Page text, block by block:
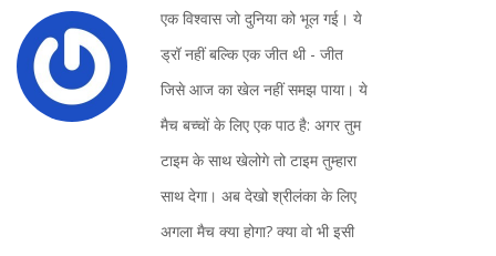
एक विश्वास जो दुनिया को भूल गई। ये
ड्रॉ नहीं बल्कि एक जीत थी - जीत
जिसे आज का खेल नहीं समझ पाया। ये
मैच बच्चों के लिए एक पाठ है: अगर तुम
टाइम के साथ खेलोगे तो टाइम तुम्हारा
साथ देगा। अब देखो श्रीलंका के लिए
अगला मैच क्या होगा? क्या वो भी इसी